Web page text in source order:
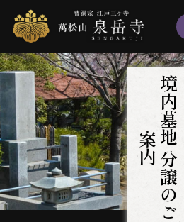
境
内
墓
地
分
譲
の
ご
案
内